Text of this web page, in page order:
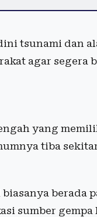
tsunami dan
agar segera
yang
tiba
berada
sumber